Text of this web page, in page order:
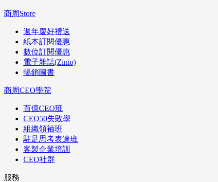
商周Store
週年慶好禮送
紙本訂閱優惠
數位訂閱優惠
電子雜誌(Zinio)
暢銷圖書
商周CEO學院
百億CEO班
CEO50失敗學
組織領袖班
駐足思考表達班
客製企業培訓
CEO社群
服務